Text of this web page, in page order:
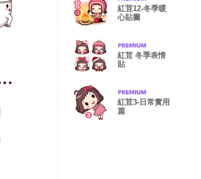
紅荳12-冬季暖
心貼圖
紅荳 冬季表情
貼
紅荳3-日常實用
篇